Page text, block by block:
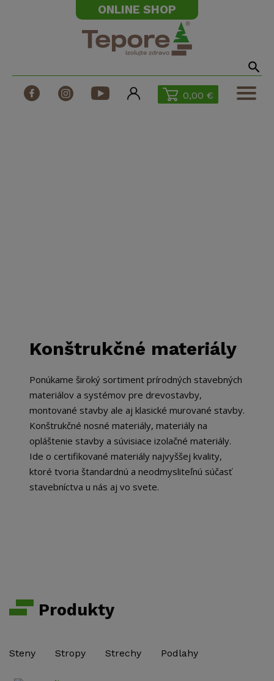
0,00 €
Konštrukčné materiály
Ponúkame široký sortiment prírodných stavebných
materiálov a systémov pre drevostavby,
montované stavby ale aj klasické murované stavby.
Konštrukčné nosné materiály, materiály na
opláštenie stavby a súvisiace izolačné materiály.
Ide o certifikované materiály najvyššej kvality,
ktoré tvoria štandardnú a neodmysliteľnú súčasť
stavebníctva u nás aj vo svete.
Produkty
Steny Stropy Strechy Podlahy
ONLINE SHOP